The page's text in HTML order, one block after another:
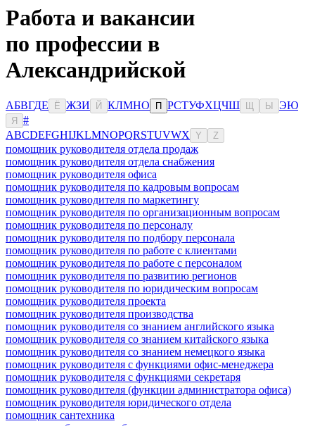
Работа и вакансии
по профессии в
Александрийской
АБВГДЕ Ё ЖЗИ Й КЛМНО П РСТУФХЦЧШ Ы ЭЮ
Я
#
ABCDEFGHIJKLMNOPQRSTUVWX Y Z
помощник руководителя отдела продаж
помощник руководителя отдела снабжения
помощник руководителя офиса
помощник руководителя по кадровым вопросам
помощник руководителя по маркетингу
помощник руководителя по организационным вопросам
помощник руководителя по персоналу
помощник руководителя по подбору персонала
помощник руководителя по работе с клиентами
помощник руководителя по работе с персоналом
помощник руководителя по развитию регионов
помощник руководителя по юридическим вопросам
помощник руководителя проекта
помощник руководителя производства
помощник руководителя со знанием английского языка
помощник руководителя со знанием китайского языка
помощник руководителя со знанием немецкого языка
помощник руководителя с функциями офис-менеджера
помощник руководителя с функциями секретаря
помощник руководителя (функции администратора офиса)
помощник руководителя юридического отдела
помощник сантехника